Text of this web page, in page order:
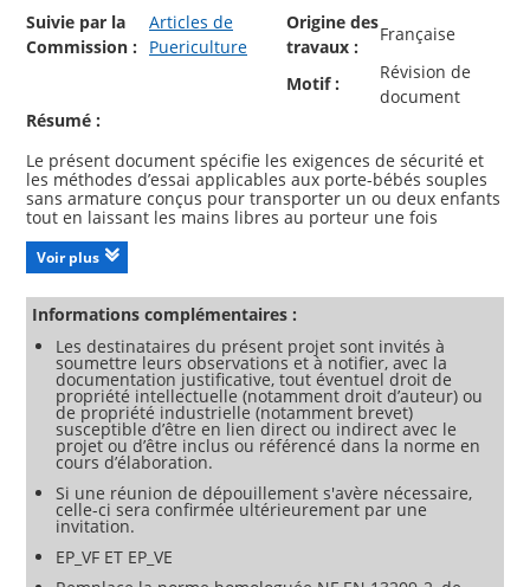
Suivie par la
Commission :
Articles de
Puericulture
Origine des
travaux :
Française
Motif :
Révision de
document
Résumé :
Le présent document spécifie les exigences de sécurité et
les méthodes d’essai applicables aux porte-bébés souples
sans armature conçus pour transporter un ou deux enfants
tout en laissant les mains libres au porteur une fois
Si le porte-bébé souple a des fonctions non couvertes par le
présent document, il peut être fait référence à la Norme
européenne pertinente.
Le présent document ne s’applique pas aux porte-bébés
intégrés à un vêtement ni aux porte-bébés relevant du
domaine d’application du prEN 13209-3:2026.
Le présent document ne couvre pas les porte-bébés
dorsaux destinés aux enfants ayant des besoins
Voir plus
Informations complémentaires :
Les destinataires du présent projet sont invités à
soumettre leurs observations et à notifier, avec la
documentation justificative, tout éventuel droit de
propriété intellectuelle (notamment droit d’auteur) ou
de propriété industrielle (notamment brevet)
susceptible d’être en lien direct ou indirect avec le
projet ou d’être inclus ou référencé dans la norme en
cours d’élaboration.
Si une réunion de dépouillement s'avère nécessaire,
celle-ci sera confirmée ultérieurement par une
invitation.
EP_VF ET EP_VE